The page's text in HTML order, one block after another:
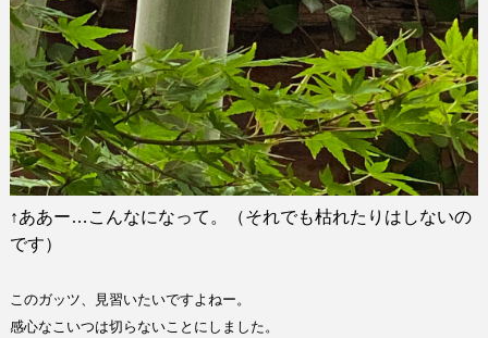
↑ああー… こんなになって。（それでも枯れたりはしないの
です）
このガッツ、見習いたいですよねー。
感心なこいつは切らないことにしました。